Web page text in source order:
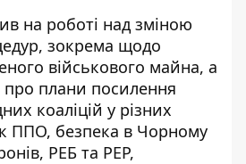
на роботі над зміною
зокрема щодо
військового майна, а
плани посилення
коаліцій у різних
ППО, безпека в Чорному
РЕБ та РЕР,